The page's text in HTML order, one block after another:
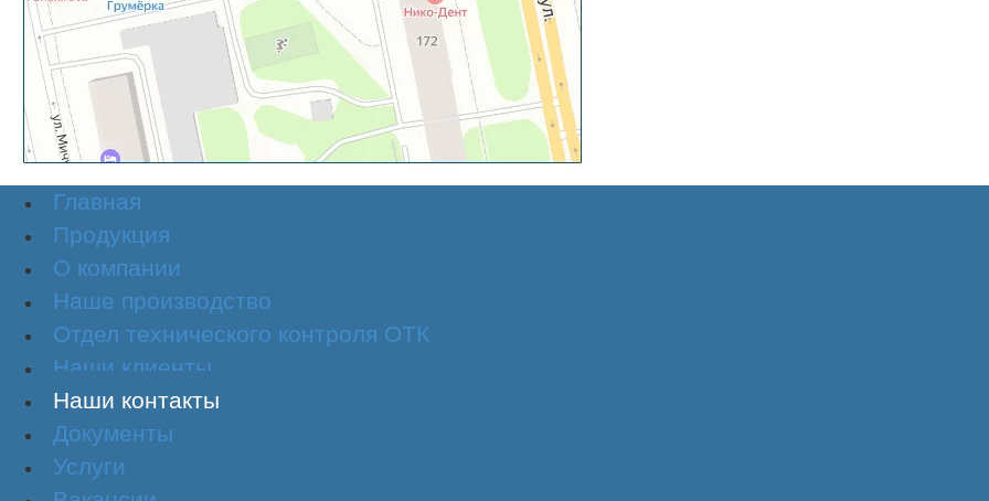
Главная
Продукция
О компании
Наше производство
Отдел технического контроля ОТК
Наши клиенты
Наши контакты
Документы
Услуги